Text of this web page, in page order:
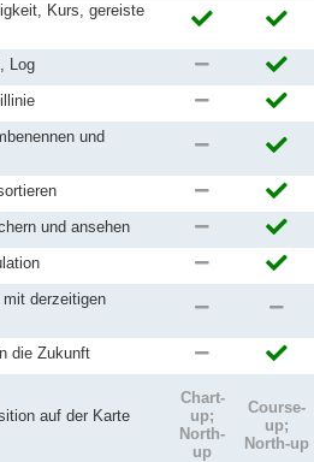
Kurs, gereiste
Log
und
und ansehen
derzeitigen
die Zukunft
auf der Karte
Chart-
up;
North-
up
Course-
up;
North-up